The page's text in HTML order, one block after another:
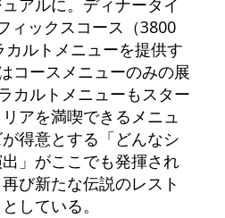
アルに。ディナータイ
ィックスコース（3800
ルトメニューを提供す
コースメニューのみの展
カルトメニューもスター
アを満喫できるメニュ
得意とする「どんなシ
」がここでも発揮され
び新たな伝説のレスト
している。